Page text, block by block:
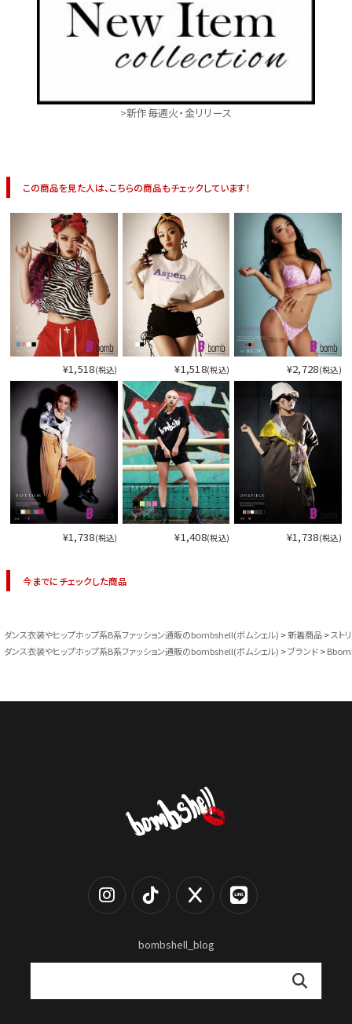
>新作毎週火・金リリース
この商品を見た人は、こちらの商品もチェックしています！
¥1,518(税込) ¥1,518(税込) ¥2,728(税込)
¥1,738(税込) ¥1,408(税込) ¥1,738(税込)
今までにチェックした商品
ダンス衣装やヒップホップ系B系ファッション通販のbombshell(ボムシェル) 新着商品
スト
ダンス衣装やヒップホップ系B系ファッション通販のbombshell(ボムシェル)
ブランド
bombshell_blog